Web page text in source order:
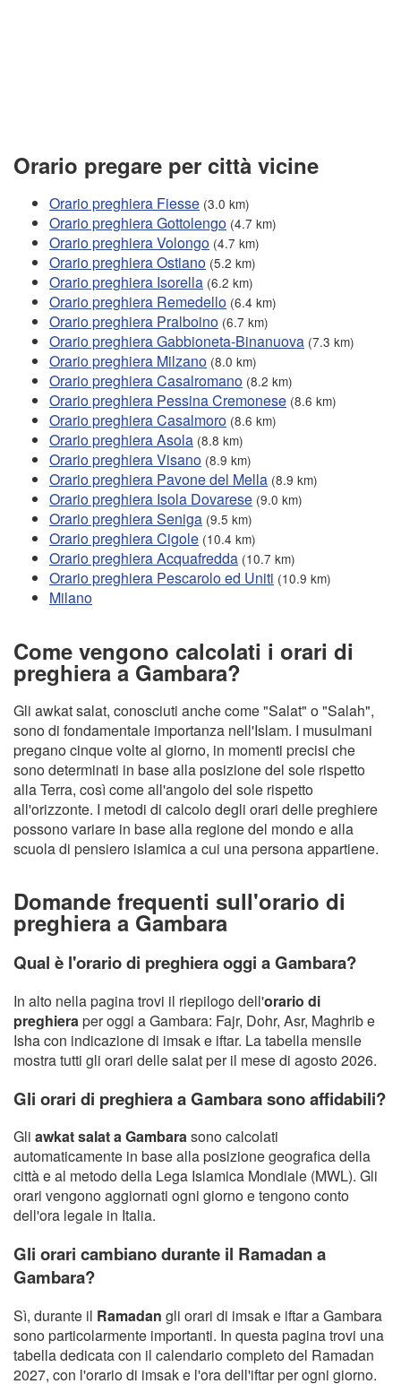
Orario pregare per città vicine
Orario preghiera Fiesse (3.0 km)
Orario preghiera Gottolengo (4.7 km)
Orario preghiera Volongo (4.7 km)
Orario preghiera Ostiano (5.2 km)
Orario preghiera Isorella (6.2 km)
Orario preghiera Remedello (6.4 km)
Orario preghiera Pralboino (6.7 km)
Orario preghiera Gabbioneta-Binanuova (7.3 km)
Orario preghiera Milzano (8.0 km)
Orario preghiera Casalromano (8.2 km)
Orario preghiera Pessina Cremonese (8.6 km)
Orario preghiera Casalmoro (8.6 km)
Orario preghiera Asola (8.8 km)
Orario preghiera Visano (8.9 km)
Orario preghiera Pavone del Mella (8.9 km)
Orario preghiera Isola Dovarese (9.0 km)
Orario preghiera Seniga (9.5 km)
Orario preghiera Cigole (10.4 km)
Orario preghiera Acquafredda (10.7 km)
Orario preghiera Pescarolo ed Uniti (10.9 km)
Milano
Come vengono calcolati i orari di
preghiera a Gambara?
Gli awkat salat, conosciuti anche come "Salat" o "Salah",
sono di fondamentale importanza nell'Islam. I musulmani
pregano cinque volte al giorno, in momenti precisi che
sono determinati in base alla posizione del sole rispetto
alla Terra, così come all'angolo del sole rispetto
all'orizzonte. I metodi di calcolo degli orari delle preghiere
possono variare in base alla regione del mondo e alla
scuola di pensiero islamica a cui una persona appartiene.
Domande frequenti sull'orario di
preghiera a Gambara
Qual è l'orario di preghiera oggi a Gambara?
In alto nella pagina trovi il riepilogo dell'orario di
preghieraper oggi a Gambara: Fajr, Dohr, Asr, Maghrib e
Isha con indicazione di imsak e iftar. La tabella mensile
mostra tutti gli orari delle salat per il mese di agosto 2026.
Gli orari di preghiera a Gambara sono affidabili?
Gli awkat salat a Gambarasono calcolati
automaticamente in base alla posizione geografica della
città e al metodo della Lega Islamica Mondiale (MWL). Gli
orari vengono aggiornati ogni giorno e tengono conto
dell'ora legale in Italia.
Gli orari cambiano durante il Ramadan a
Gambara?
Sì, durante il Ramadan gli orari di imsak e iftar a Gambara
sono particolarmente importanti. In questa pagina trovi una
tabella dedicata con il calendario completo del Ramadan
2027, con l'orario di imsak e l'ora dell'iftar per ogni giorno.